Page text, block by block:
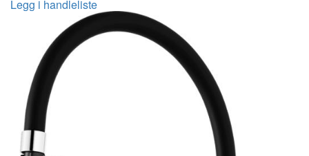
Legg i handleliste